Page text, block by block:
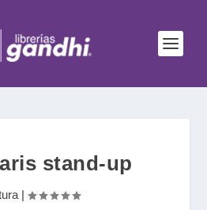
stand-up
|